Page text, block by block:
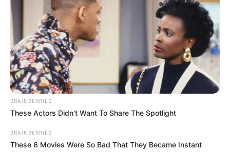
kita. Kita memiliki hati, tubuh, dan cintanya. Tapi tidak dengan
jalan hidupnya” – Cinta Pertama (Sunny)
BRAINBERRIES
These Actors Didn't Want To Share The Spotlight
BRAINBERRIES
These 6 Movies Were So Bad That They Became Instant